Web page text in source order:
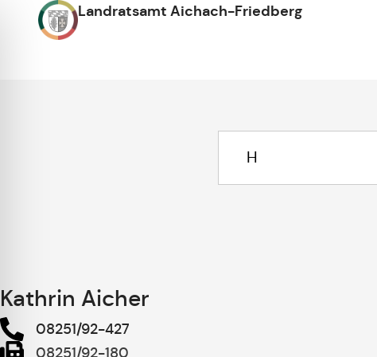
Landratsamt Aichach-Friedberg
Kathrin Aicher
08251/92-427
08251/92-180